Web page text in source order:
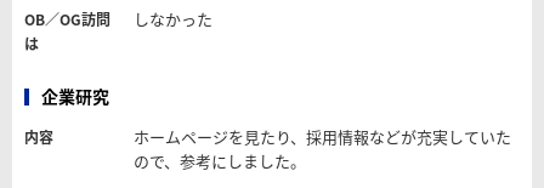
OB／OG訪問
は
しなかった
企業研究
内容
ホームページを見たり、採用情報などが充実していた
ので、参考にしました。